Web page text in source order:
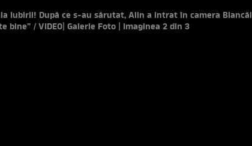
Iubirii! După ce s-au sărutat, Alin a intrat în camera Biancăi
bine” / VIDEO| Galerie Foto | Imaginea 2 din 3